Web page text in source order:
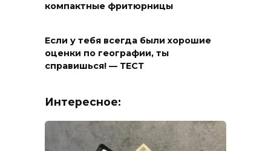
компактные фритюрницы
Если у тебя всегда были хорошие
оценки по географии, ты
справишься! — ТЕСТ
Интересное: